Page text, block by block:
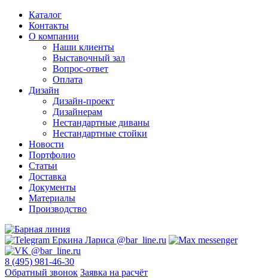
Каталог
Контакты
О компании
Наши клиенты
Выставочный зал
Вопрос-ответ
Оплата
Дизайн
Дизайн-проект
Дизайнерам
Нестандартные диваны
Нестандартные стойки
Новости
Портфолио
Статьи
Доставка
Документы
Материалы
Производство
8 (495) 981-46-30
Обратный звонок Заявка на расчёт